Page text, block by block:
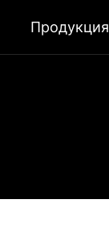
Продукция